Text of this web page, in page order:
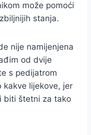
može pomoći
stanja.
nije namijenjena
od dvije
s pedijatrom
kakve lijekove, jer
biti štetni za tako